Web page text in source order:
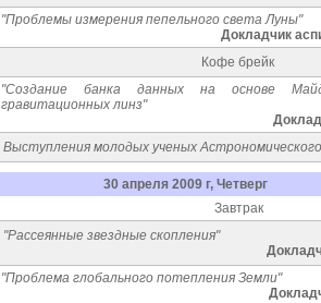
"Проблемы измерения пепельного света Луны"
Докладчик
Кофе брейк
"Создание банка данных на основе
гравитационных линз"
Выступления молодых ученых
30 апреля 2009 г, Четверг
Завтрак
"Рассеянные звездные скопления"
"Проблема глобального потепления Земли"